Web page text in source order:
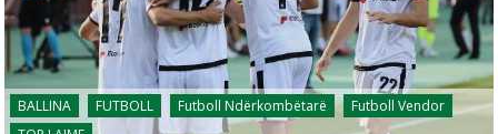
BALLINA FUTBOLL Futboll Ndërkombëtarë
Futboll Vendor